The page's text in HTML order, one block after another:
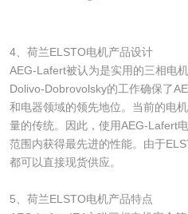
4、荷兰ELSTO电机产品设计
AEG-Lafert被认为是实用的三相电
Dolivo-Dobrovolsky的工作确保了
和电器领域的领先地位。当前的电
量的传统。因此，使用AEG-Lafert
范围内获得最先进的性能。由于
都可以直接现货供应。
5、荷兰ELSTO电机产品特点